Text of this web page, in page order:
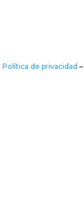
Política de privacidad –